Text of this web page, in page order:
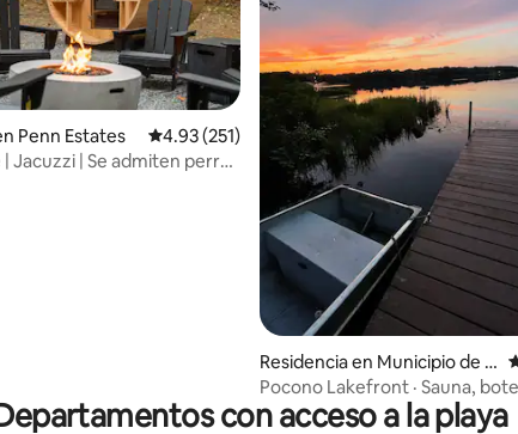
de 5; 143 evaluaciones
Penn Estates Calificación promedio: 4.93 de 5; 251
4.93 (251)
| Jacuzzi | Se admiten perros
Residencia en Municipio de C
oolbaugh
Pocono Lakefront · Sauna,
para perros
con acceso a la playa